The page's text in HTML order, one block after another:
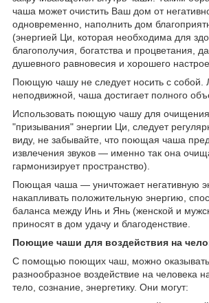
чаша может очистить Ваш дом от
одновременно, наполнить дом
(энергией Ци, которая необходима для
благополучия, богатства и процветания,
душевного равновесия и хорошего
Поющую чашу не следует носить с собой.
неподвижной, чаша достигает полного
Использовать поющую чашу для очищения
"призывания" энергии Ци, следует
виду, не забывайте, что поющая чаша
извлечения звуков ― именно так она
гармонизирует пространство).
Поющая чаша ― уничтожает негативную
накапливать положительную энергию,
баланса между Инь и Янь (женской и
приносят в дом удачу и благоденствие.
Поющие чаши для воздействия на
С помощью поющих чаш, можно
разнообразное воздействие на человека
тело, сознание, энергетику. Они могут: